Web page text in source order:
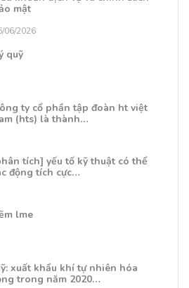
mật
06/2026
quỹ
ty cổ phần tập đoàn ht việt
(hts) là thành…
tích] yếu tố kỹ thuật có thể
động tích cực…
lme
xuất khẩu khí tự nhiên hóa
trong năm 2020…